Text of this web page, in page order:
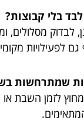
בלי קבוצות?
מסלולים,
לפעילויות
שמתרחשות
לזמן השבת